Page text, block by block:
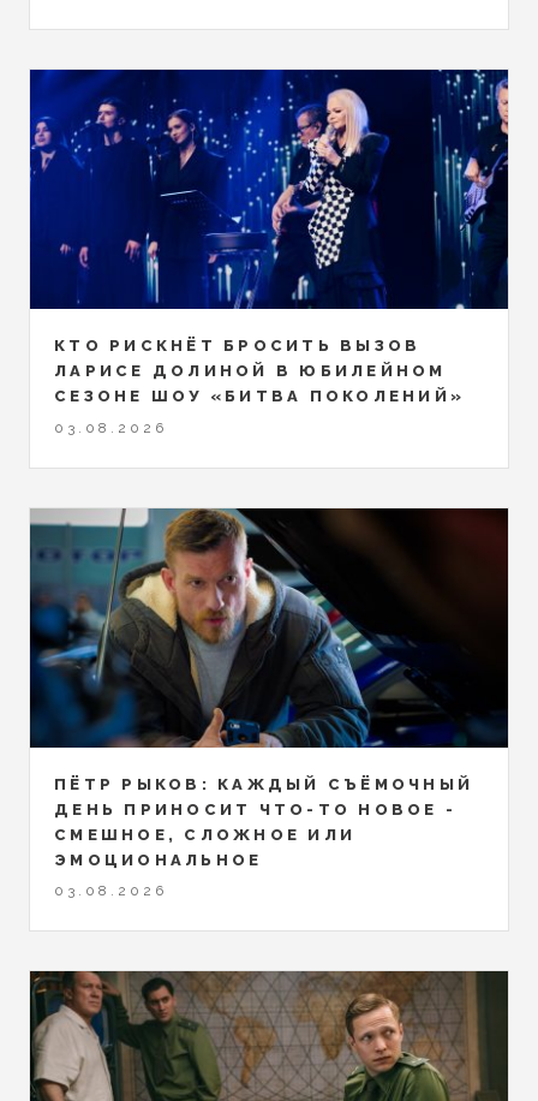
КТО РИСКНЁТ БРОСИТЬ ВЫЗОВ
ЛАРИСЕ ДОЛИНОЙ В ЮБИЛЕЙНОМ
СЕЗОНЕ ШОУ «БИТВА ПОКОЛЕНИЙ»
03.08.2026
ПЁТР РЫКОВ: КАЖДЫЙ СЪЁМОЧНЫЙ
ДЕНЬ ПРИНОСИТ ЧТО-ТО НОВОЕ -
СМЕШНОЕ, СЛОЖНОЕ ИЛИ
ЭМОЦИОНАЛЬНОЕ
03.08.2026